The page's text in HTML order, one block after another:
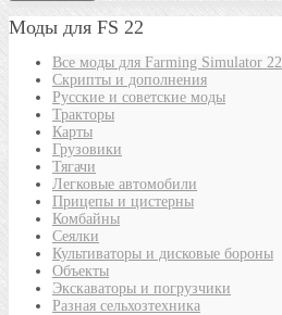
Моды для FS 22
Все моды для Farming Simulator 22
Скрипты и дополнения
Русские и советские моды
Тракторы
Карты
Грузовики
Тягачи
Легковые автомобили
Прицепы и цистерны
Комбайны
Сеялки
Культиваторы и дисковые бороны
Объекты
Экскаваторы и погрузчики
Разная сельхозтехника